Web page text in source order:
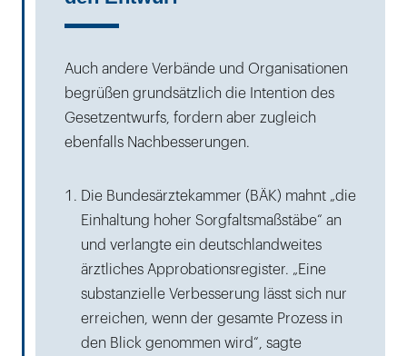
Auch andere Verbände und Organisationen
begrüßen grundsätzlich die Intention des
Gesetzentwurfs, fordern aber zugleich
ebenfalls Nachbesserungen.
Die Bundesärztekammer (BÄK) mahnt „die
Einhaltung hoher Sorgfaltsmaßstäbe“ an
und verlangte ein deutschlandweites
ärztliches Approbationsregister. „Eine
substanzielle Verbesserung lässt sich nur
erreichen, wenn der gesamte Prozess in
den Blick genommen wird“, sagte